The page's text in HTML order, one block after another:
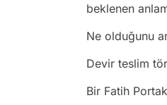
beklenen
Ne olduğunu
Devir teslim
Bir Fatih